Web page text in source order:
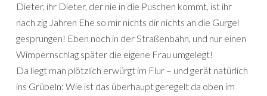
Dieter, ihr Dieter, der nie in die Puschen kommt, ist ihr
nach zig Jahren Ehe so mir nichts dir nichts an die Gurgel
gesprungen! Eben noch in der Straßenbahn, und nur einen
Wimpernschlag später die eigene Frau umgelegt!
Da liegt man plötzlich erwürgt im Flur – und gerät natürlich
ins Grübeln: Wie ist das überhaupt geregelt da oben im